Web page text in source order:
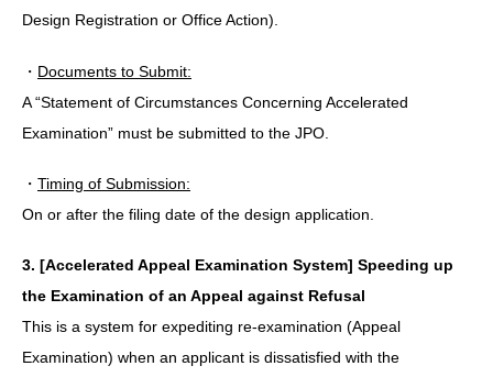
Design Registration or Office Action).
・ Documents to Submit:
A “Statement of Circumstances Concerning Accelerated
Examination” must be submitted to the JPO.
・ Timing of Submission:
On or after the filing date of the design application.
3. [Accelerated Appeal Examination System] Speeding up
the Examination of an Appeal against Refusal
This is a system for expediting re-examination (Appeal
Examination) when an applicant is dissatisfied with the